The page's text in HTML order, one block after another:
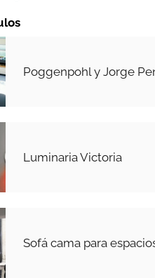
Poggenpohl y Jorge
Luminaria Victoria
Sofá cama para